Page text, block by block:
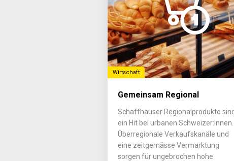
Wirtschaft
Gemeinsam Regional
Schaffhauser Regionalprodukte sind
ein Hit bei urbanen Schweizer:innen.
Überregionale Verkaufskanäle und
eine zeitgemässe Vermarktung
sorgen für ungebrochen hohe